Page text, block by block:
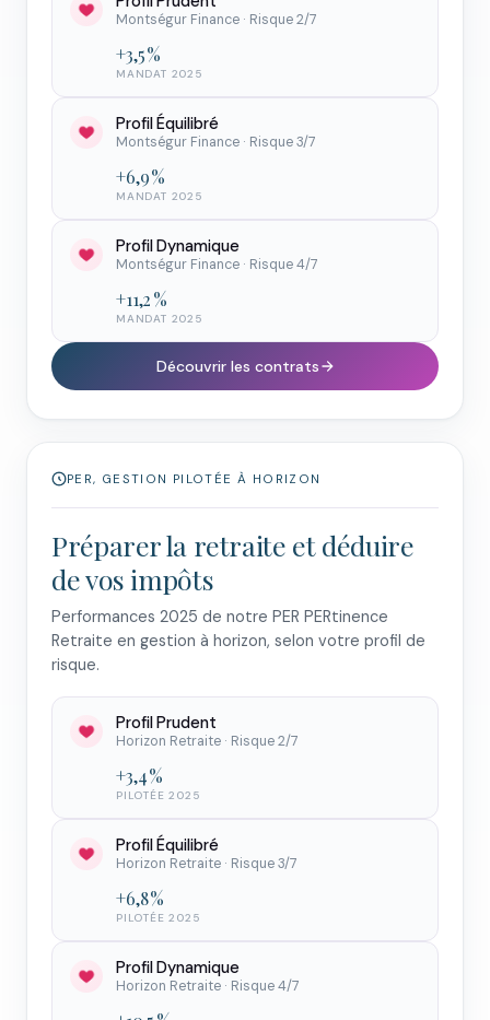
Montségur Finance · Risque 2/7
+3,5 %
MANDAT 2025
Profil Équilibré
Montségur Finance · Risque 3/7
+6,9 %
MANDAT 2025
Profil Dynamique
Montségur Finance · Risque 4/7
+11,2 %
MANDAT 2025
Découvrir les contrats
PER, GESTION PILOTÉE À HORIZON
Préparer la retraite et déduire
de vos impôts
Performances 2025 de notre PER PERtinence
Retraite en gestion à horizon, selon votre profil de
risque.
Profil Prudent
Horizon Retraite · Risque 2/7
+3,4 %
PILOTÉE 2025
Profil Équilibré
Horizon Retraite · Risque 3/7
+6,8 %
PILOTÉE 2025
Profil Dynamique
Horizon Retraite · Risque 4/7